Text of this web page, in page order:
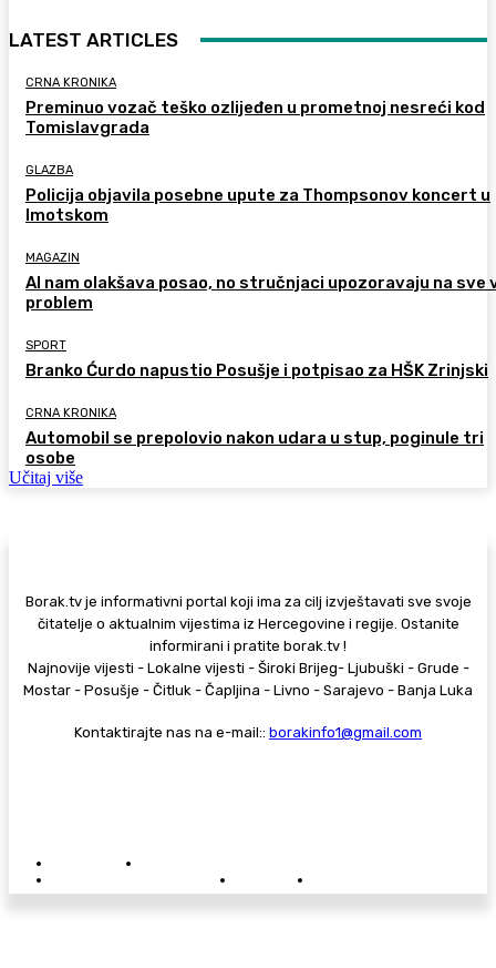
LATEST ARTICLES
CRNA KRONIKA
Preminuo vozač teško ozlijeđen u prometnoj nesreći kod
Tomislavgrada
GLAZBA
Policija objavila posebne upute za Thompsonov koncert u
Imotskom
MAGAZIN
AI nam olakšava posao, no stručnjaci upozoravaju na sve
problem
SPORT
Branko Ćurdo napustio Posušje i potpisao za HŠK Zrinjski
CRNA KRONIKA
Automobil se prepolovio nakon udara u stup, poginule tri
osobe
Učitaj više
Borak.tv je informativni portal koji ima za cilj izvještavati sve svoje
čitatelje o aktualnim vijestima iz Hercegovine i regije. Ostanite
informirani i pratite borak.tv !
Najnovije vijesti - Lokalne vijesti - Široki Brijeg- Ljubuški - Grude -
Mostar - Posušje - Čitluk - Čapljina - Livno - Sarajevo - Banja Luka
Kontaktirajte nas na e-mail:: borakinfo1@gmail.com